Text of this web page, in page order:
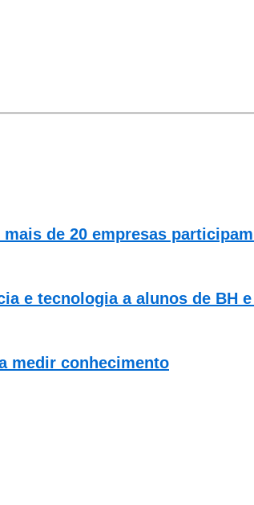
de 20 empresas
e tecnologia a alunos de BH
medir conhecimento